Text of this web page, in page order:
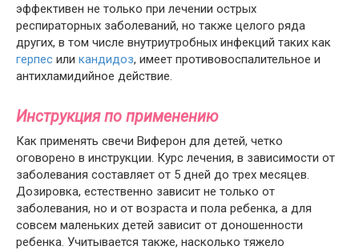
эффективен не только при лечении острых
респираторных заболеваний, но также целого ряда
других, в том числе внутриутробных инфекций таких как
герпес или кандидоз, имеет противовоспалительное и
антихламидийное действие.
Инструкция по применению
Как применять свечи Виферон для детей, четко
оговорено в инструкции. Курс лечения, в зависимости от
заболевания составляет от 5 дней до трех месяцев.
Дозировка, естественно зависит не только от
заболевания, но и от возраста и пола ребенка, а для
совсем маленьких детей зависит от доношенности
ребенка. Учитывается также, насколько тяжело